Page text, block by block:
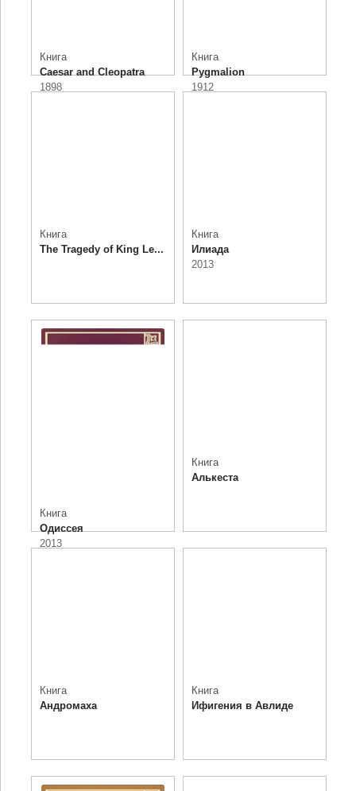
Книга
Caesar and Cleopatra
1898
Книга
Pygmalion
1912
Книга
The Tragedy of King Le...
Книга
Илиада
2013
Книга
Одиссея
2013
Книга
Алькеста
Книга
Андромаха
Книга
Ифигения в Авлиде